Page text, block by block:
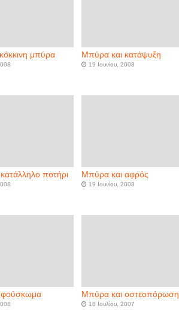
μπύρα Μπύρα και κατάψυξη
19 Ιουνίου, 2008
ποτήρι Μπύρα και αφρός
19 Ιουνίου, 2008
φούσκωμα Μπύρα και οστεοπόρωση
18 Ιουλίου, 2007